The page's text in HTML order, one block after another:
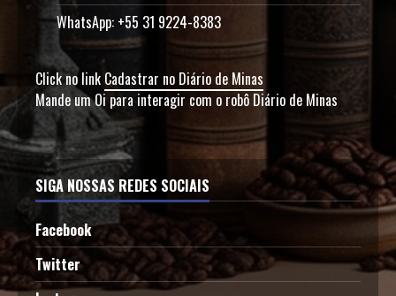
WhatsApp: +55 31 9224-8383
Click no link Cadastrar no Diário de Minas
Mande um Oi para interagir com o robô Diário de Minas
SIGA NOSSAS REDES SOCIAIS
Facebook
Twitter